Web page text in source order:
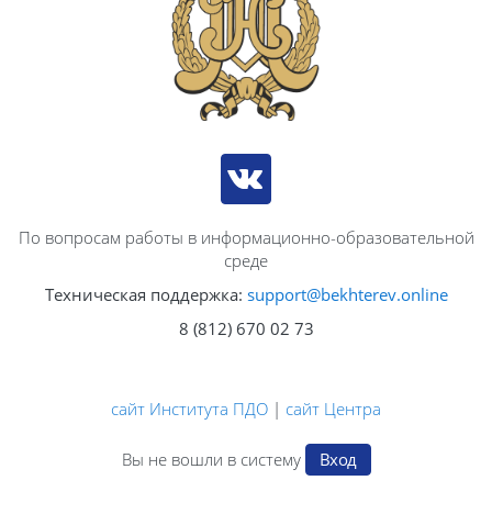
По вопросам работы в информационно-образовательной
среде
Техническая поддержка: support@bekhterev.online
8 (812) 670 02 73
сайт Института ПДО | сайт Центра
Вы не вошли в систему Вход